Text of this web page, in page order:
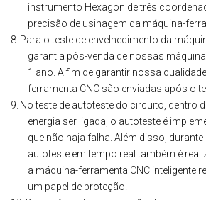
instrumento Hexagon de três
precisão de usinagem da máquina-
8. Para o teste de envelhecimento da
garantia pós-venda de nossas
1 ano. A fim de garantir nossa
ferramenta CNC são enviadas após o
9. No teste de autoteste do circuito, dentro
energia ser ligada, o autoteste é
que não haja falha. Além disso,
autoteste em tempo real também é
a máquina-ferramenta CNC inteligente
um papel de proteção.